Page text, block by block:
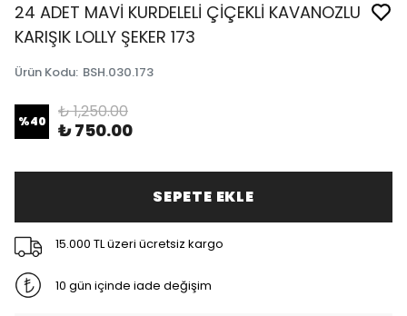
24 ADET MAVİ KURDELELİ ÇİÇEKLİ KAVANOZLU
KARIŞIK LOLLY ŞEKER 173
Ürün Kodu: BSH.030.173
%40 ₺ 1,250.00
₺ 750.00
SEPETE EKLE
15.000 TL üzeri ücretsiz kargo
10 gün içinde iade değişim